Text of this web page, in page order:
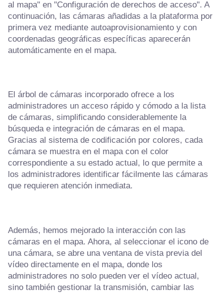
al mapa" en "Configuración de derechos de acceso". A
continuación, las cámaras añadidas a la plataforma por
primera vez mediante autoaprovisionamiento y con
coordenadas geográficas específicas aparecerán
automáticamente en el mapa.
El árbol de cámaras incorporado ofrece a los
administradores un acceso rápido y cómodo a la lista
de cámaras, simplificando considerablemente la
búsqueda e integración de cámaras en el mapa.
Gracias al sistema de codificación por colores, cada
cámara se muestra en el mapa con el color
correspondiente a su estado actual, lo que permite a
los administradores identificar fácilmente las cámaras
que requieren atención inmediata.
Además, hemos mejorado la interacción con las
cámaras en el mapa. Ahora, al seleccionar el icono de
una cámara, se abre una ventana de vista previa del
vídeo directamente en el mapa, donde los
administradores no solo pueden ver el vídeo actual,
sino también gestionar la transmisión, cambiar las